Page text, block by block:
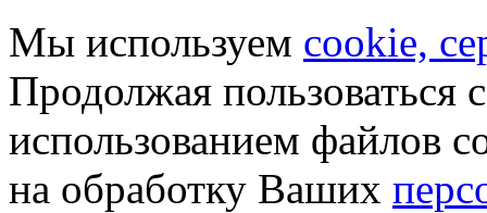
Мы используем cookie,
Продолжая пользоваться
использованием файлов
на обработку Ваших